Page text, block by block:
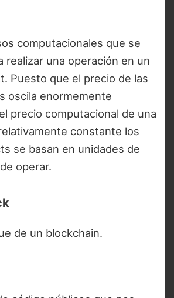
computacionales que se
realizar una operación en un
Puesto que el precio de las
oscila enormemente
precio computacional de una
constante los
se basan en unidades de
operar.
de un blockchain.